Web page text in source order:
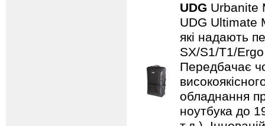
UDG Urbanite
UDG Ultimate
які надають
SX/S1/T1/
Передбачає
обладнання
ноутбука до